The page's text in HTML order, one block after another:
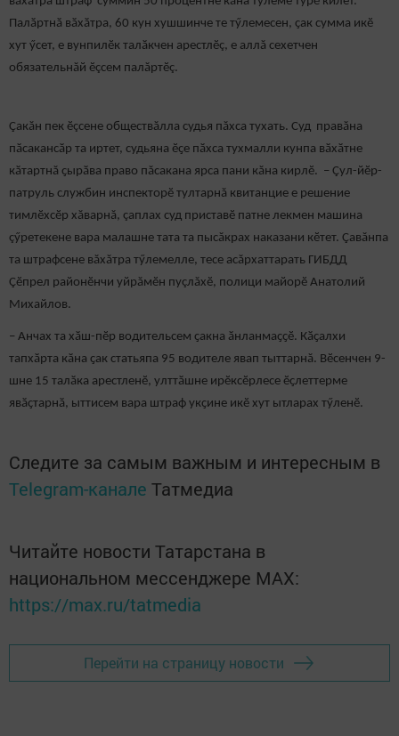
Палӑртнӑ вӑхӑтра, 60 кун хушшинче те тӳлемесен, ҫак сумма икӗ
хут ӳсет, е вунпилӗк талӑкчен арестлӗç, е аллă сехетчен
обязательнăй ӗçсем палăртӗç.
Çакăн пек ӗçсене обществăлла судья пăхса тухать. Суд правăна
пӑсакансӑр та иртет, судьяна ӗҫе пӑхса тухмалли кунпа вӑхӑтне
кӑтартнă ҫырӑва право пăсакана ярса пани кăна кирлӗ. – Çул-йӗр-
патруль службин инспекторӗ тултарнă квитанцие е решение
тимлӗхсӗр хăварнă, çаплах суд приставӗ патне лекмен машина
çӳретекене вара малашне тата та пысăкрах наказани кӗтет. Çавăнпа
та штрафсене вăхăтра тӳлемелле, тесе асăрхаттарать ГИБДД
Çӗпрел районӗнчи уйрăмӗн пуçлăхӗ, полици майорӗ Анатолий
Михайлов.
– Анчах та хӑш-пӗр водительсем ҫакна ӑнланмаҫҫӗ. Кӑҫалхи
тапхӑрта кӑна ҫак статьяпа 95 водителе явап тыттарнă. Вӗсенчен 9-
шне 15 талӑка арестленӗ, улттӑшне ирӗксӗрлесе ӗҫлеттерме
явӑҫтарнӑ, ыттисем вара штраф укҫине икӗ хут ытларах тӳленӗ.
Следите за самым важным и интересным в
Telegram-канале Татмедиа
Читайте новости Татарстана в
национальном мессенджере MАХ:
https://max.ru/tatmedia
Перейти на страницу новости